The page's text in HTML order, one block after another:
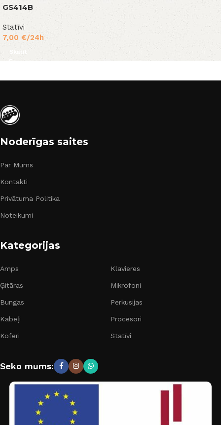
GS414B
Statīvi
7,00 €/24h
Skatīt
Noderīgas saites
Par Mums
Kontakti
Privātuma Politika
Noteikumi
Kategorijas
Amps
Ģitāras
Bungas
Kabeļi
Koferi
Klavieres
Mikrofoni
Perkusijas
Procesori
Statīvi
Seko mums: